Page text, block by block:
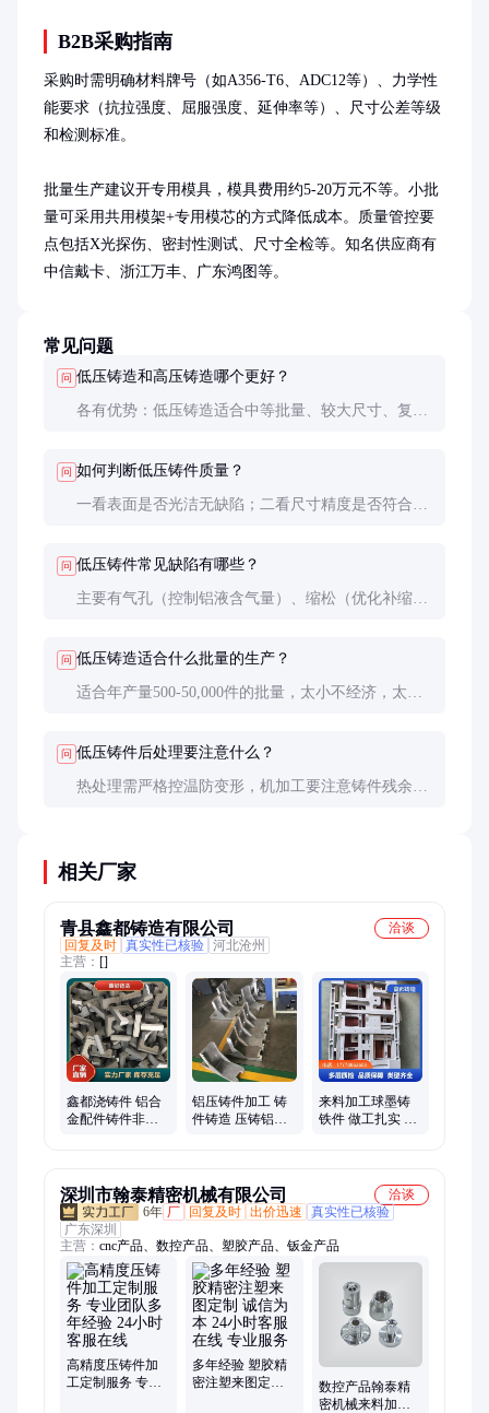
B2B采购指南
采购时需明确材料牌号（如A356-T6、ADC12等）、力学性
能要求（抗拉强度、屈服强度、延伸率等）、尺寸公差等级
和检测标准。
批量生产建议开专用模具，模具费用约5-20万元不等。小批
量可采用共用模架+专用模芯的方式降低成本。质量管控要
点包括X光探伤、密封性测试、尺寸全检等。知名供应商有
中信戴卡、浙江万丰、广东鸿图等。
常见问题
问 低压铸造和高压铸造哪个更好？
各有优势：低压铸造适合中等批量、较大尺寸、复杂
问 如何判断低压铸件质量？
一看表面是否光洁无缺陷；二看尺寸精度是否符合图
问 低压铸件常见缺陷有哪些？
主要有气孔（控制铝液含气量）、缩松（优化补缩系
问 低压铸造适合什么批量的生产？
适合年产量500-50,000件的批量，太小不经济，太大
问 低压铸件后处理要注意什么？
热处理需严格控温防变形，机加工要注意铸件残余应
相关厂家
青县鑫都铸造有限公司
洽谈
回复及时 真实性已核验 河北沧州
主营： []
鑫都浇铸件 铝合
金配件铸件非标
铝压铸件加工 铸
件铸造 压铸铝件
来料加工球墨铸
铁件 做工扎实 一
深圳市翰泰精密机械有限公司
洽谈
6年 厂 回复及时 出价迅速
真实性已核验
广东深圳
主营： cnc产品、数控产品、塑胶产品、钣金产品
高精度压铸件加
工定制服务 专业
多年经验 塑胶精
密注塑来图定制
数控产品翰泰精
密机械来料加工